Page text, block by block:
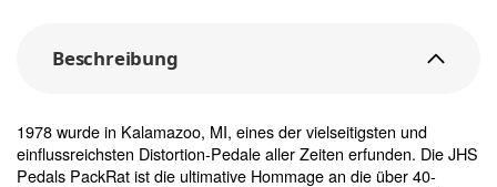
Beschreibung
1978 wurde in Kalamazoo, MI, eines der vielseitigsten und
einflussreichsten Distortion-Pedale aller Zeiten erfunden. Die JHS
Pedals PackRat ist die ultimative Hommage an die über 40-